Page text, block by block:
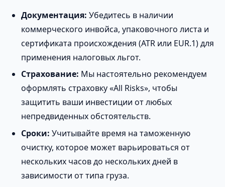
Документация: Убедитесь в наличии
коммерческого инвойса, упаковочного листа и
сертификата происхождения (ATR или EUR.1) для
применения налоговых льгот.
Страхование: Мы настоятельно рекомендуем
оформлять страховку «All Risks», чтобы
защитить ваши инвестиции от любых
непредвиденных обстоятельств.
Сроки: Учитывайте время на таможенную
очистку, которое может варьироваться от
нескольких часов до нескольких дней в
зависимости от типа груза.